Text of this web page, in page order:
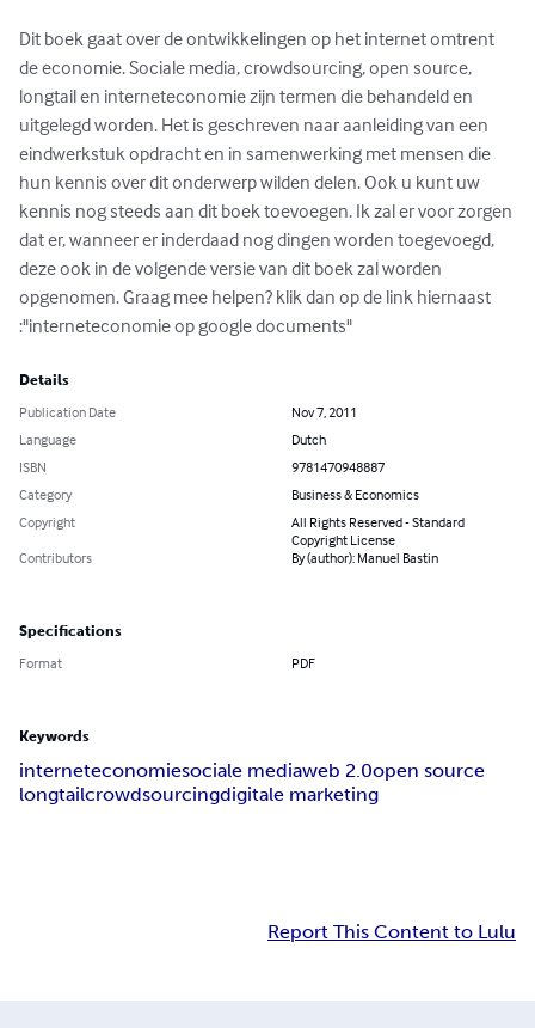
Dit boek gaat over de ontwikkelingen op het internet omtrent
de economie. Sociale media, crowdsourcing, open source,
longtail en interneteconomie zijn termen die behandeld en
uitgelegd worden. Het is geschreven naar aanleiding van een
eindwerkstuk opdracht en in samenwerking met mensen die
hun kennis over dit onderwerp wilden delen. Ook u kunt uw
kennis nog steeds aan dit boek toevoegen. Ik zal er voor zorgen
dat er, wanneer er inderdaad nog dingen worden toegevoegd,
deze ook in de volgende versie van dit boek zal worden
opgenomen. Graag mee helpen? klik dan op de link hiernaast
:"interneteconomie op google documents"
Details
Publication Date
Nov 7, 2011
Language
Dutch
ISBN
9781470948887
Category
Business & Economics
Copyright
All Rights Reserved - Standard
Copyright License
Contributors
By (author): Manuel Bastin
Specifications
Format PDF
Keywords
interneteconomiesociale mediaweb 2.0open source
longtailcrowdsourcingdigitale marketing
Report This Content to Lulu